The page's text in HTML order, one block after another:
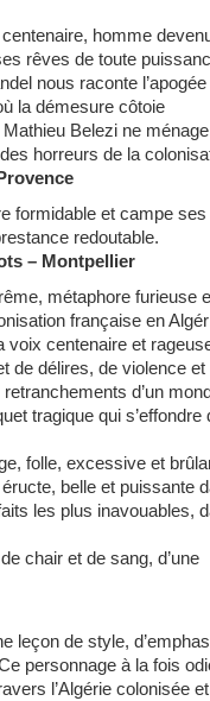
centenaire, homme
rêves de toute
nous raconte l’apogée
la démesure côtoie
Mathieu Belezi ne
horreurs de la
formidable et campe ses
redoutable.
– Montpellier
métaphore furieuse
française en
voix centenaire et
de délires, de violence et
d’un
tragique qui s’effondre
folle, excessive et
belle et puissante
les plus inavouables,
chair et de sang, d’une
leçon de style,
personnage à la fois
l’Algérie colonisée